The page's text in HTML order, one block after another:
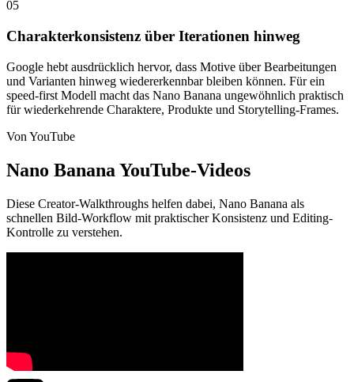
05
Charakterkonsistenz über Iterationen hinweg
Google hebt ausdrücklich hervor, dass Motive über Bearbeitungen
und Varianten hinweg wiedererkennbar bleiben können. Für ein
speed-first Modell macht das Nano Banana ungewöhnlich praktisch
für wiederkehrende Charaktere, Produkte und Storytelling-Frames.
Von YouTube
Nano Banana YouTube-Videos
Diese Creator-Walkthroughs helfen dabei, Nano Banana als
schnellen Bild-Workflow mit praktischer Konsistenz und Editing-
Kontrolle zu verstehen.